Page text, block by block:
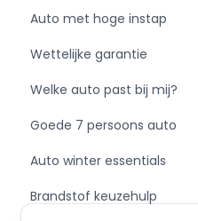
Auto met hoge instap
Wettelijke garantie
Welke auto past bij mij?
Goede 7 persoons auto
Auto winter essentials
Brandstof keuzehulp